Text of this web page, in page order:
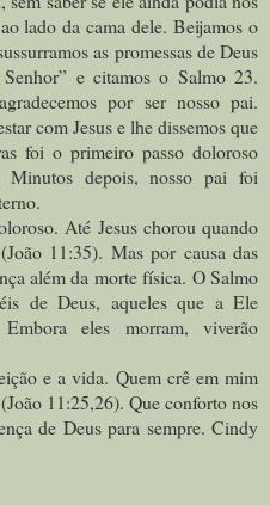
lado da cama dele. Beijamos o
as promessas de Deus
e citamos o Salmo 23.
por ser nosso pai.
com Jesus e lhe dissemos que
foi o primeiro passo doloroso
depois, nosso pai foi
Até Jesus chorou quando
11:35). Mas por causa das
além da morte física. O Salmo
de Deus, aqueles que a Ele
eles morram, viverão
e a vida. Quem crê em mim
11:25,26). Que conforto nos
de Deus para sempre. Cindy